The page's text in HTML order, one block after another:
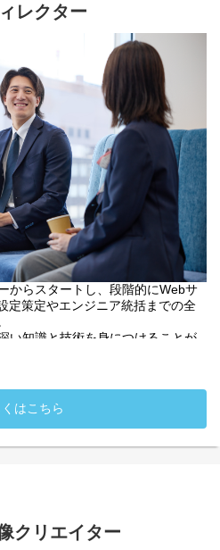
レクター
からスタートし、段階的にWebサ
定策定やエンジニア統括までの全
い知識と技術を身につけることが
クス部
はこちら
クリエイター